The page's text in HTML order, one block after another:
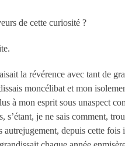
de cette curiosité ?
la révérence avec tant de
moncélibat et mon
à mon esprit sous unaspect
s’étant, je ne sais comment,
depuis cette fois